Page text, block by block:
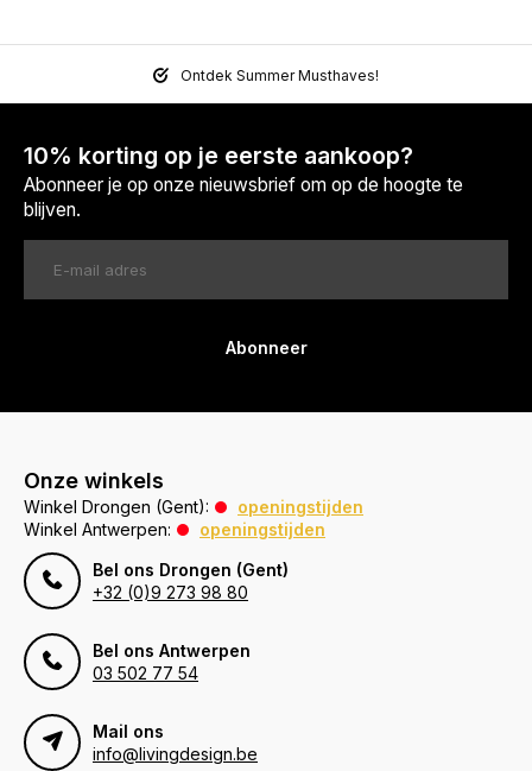
Ontdek Summer Musthaves!
10% korting op je eerste aankoop?
Abonneer je op onze nieuwsbrief om op de hoogte te
blijven.
Abonneer
Onze winkels
Winkel Drongen (Gent):
openingstijden
Winkel Antwerpen:
openingstijden
Bel ons Drongen (Gent)
+32 (0)9 273 98 80
Bel ons Antwerpen
03 502 77 54
Mail ons
info@livingdesign.be